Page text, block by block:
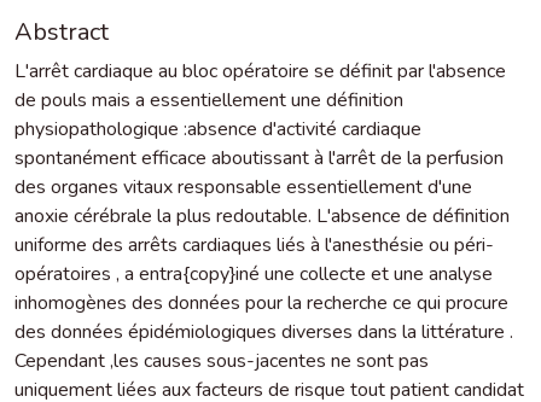
Abstract
L'arrêt cardiaque au bloc opératoire se définit par l'absence
de pouls mais a essentiellement une définition
physiopathologique :absence d'activité cardiaque
spontanément efficace aboutissant à l'arrêt de la perfusion
des organes vitaux responsable essentiellement d'une
anoxie cérébrale la plus redoutable. L'absence de définition
uniforme des arrêts cardiaques liés à l'anesthésie ou péri-
opératoires , a entra{copy}iné une collecte et une analyse
inhomogènes des données pour la recherche ce qui procure
des données épidémiologiques diverses dans la littérature .
Cependant ,les causes sous-jacentes ne sont pas
uniquement liées aux facteurs de risque tout patient candidat